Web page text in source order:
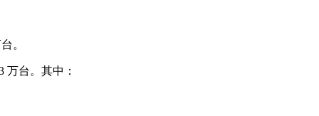
。
万台。其中：